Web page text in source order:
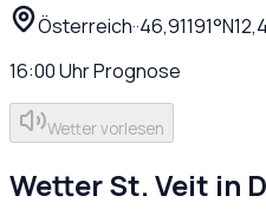
Österreich··46,91191°N
16:00UhrPrognose
Wetter vorlesen
WetterSt. Veit in